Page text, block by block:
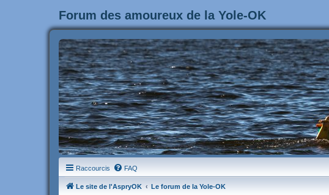
Forum des amoureux de la Yole-OK
Raccourcis FAQ
Le site de l'AspryOK Le forum de la Yole-OK